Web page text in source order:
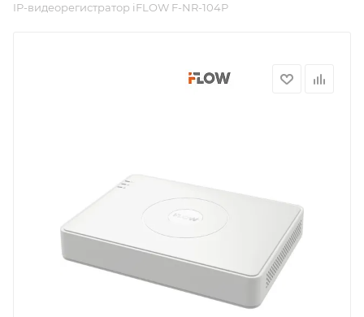
IP-видеорегистратор iFLOW F-NR-104P